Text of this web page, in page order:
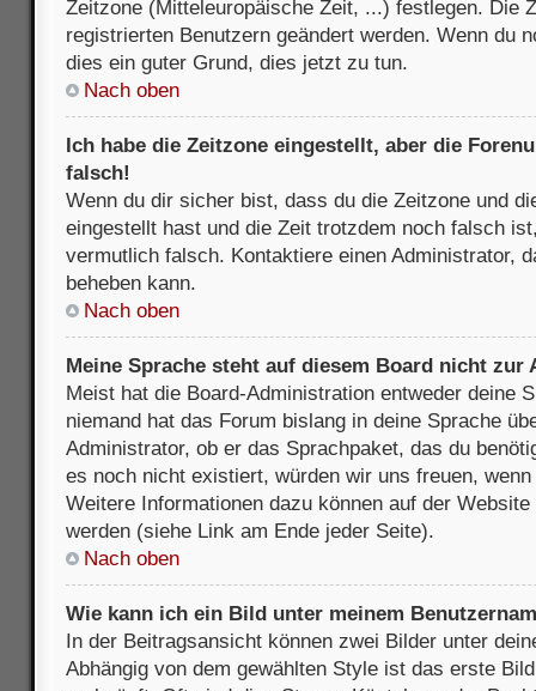
Zeitzone (Mitteleuropäische Zeit, ...) festlegen. Die
registrierten Benutzern geändert werden. Wenn du
dies ein guter Grund, dies jetzt zu tun.
Nach oben
Ich habe die Zeitzone eingestellt, aber die
falsch!
Wenn du dir sicher bist, dass du die Zeitzone und
eingestellt hast und die Zeit trotzdem noch falsch
vermutlich falsch. Kontaktiere einen Administrator,
beheben kann.
Nach oben
Meine Sprache steht auf diesem Board nicht zur
Meist hat die Board-Administration entweder deine
niemand hat das Forum bislang in deine Sprache
Administrator, ob er das Sprachpaket, das du
es noch nicht existiert, würden wir uns freuen,
Weitere Informationen dazu können auf der
werden (siehe Link am Ende jeder Seite).
Nach oben
Wie kann ich ein Bild unter meinem
In der Beitragsansicht können zwei Bilder unter
Abhängig von dem gewählten Style ist das erste